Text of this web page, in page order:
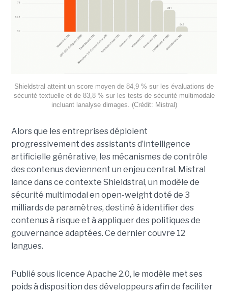
Shieldstral atteint un score moyen de 84,9 % sur les évaluations de
sécurité textuelle et de 83,8 % sur les tests de sécurité multimodale
incluant lanalyse dimages. (Crédit: Mistral)
Alors que les entreprises déploient
progressivement des assistants d’intelligence
artificielle générative, les mécanismes de contrôle
des contenus deviennent un enjeu central. Mistral
lance dans ce contexte Shieldstral, un modèle de
sécurité multimodal en open-weight doté de 3
milliards de paramètres, destiné à identifier des
contenus à risque et à appliquer des politiques de
gouvernance adaptées. Ce derniercouvre 12
langues.
Publié sous licence Apache 2.0, le modèle met ses
poids à disposition des développeurs afin de faciliter